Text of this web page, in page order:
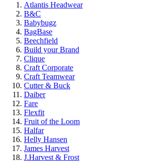
Atlantis Headwear
B&C
Babybugz
BagBase
Beechfield
Build your Brand
Clique
Craft Corporate
Craft Teamwear
Cutter & Buck
Daiber
Fare
Flexfit
Fruit of the Loom
Halfar
Helly Hansen
James Harvest
J.Harvest & Frost